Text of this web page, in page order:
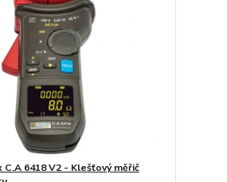
C.A 6418 V2 - Klešťový měřič